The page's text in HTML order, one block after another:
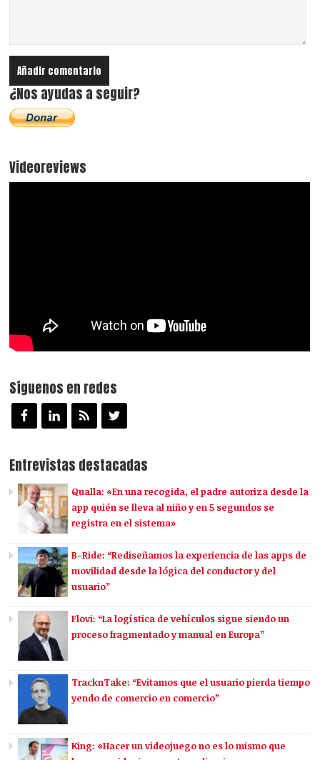
¿Nos ayudas a seguir?
Videoreviews
Síguenos en redes
Entrevistas destacadas
Qualla: «En una recogida, el padre autoriza desde la
app quién se lleva al niño y en 5 segundos se
registra en el sistema»
B-Ride: “Rediseñamos la experiencia de las apps de
movilidad desde la lógica del conductor y del
usuario”
Flovi: “La logística de vehículos sigue siendo un
proceso fragmentado y manual en Europa”
TracknTake: “Evitamos que el usuario pierda tiempo
yendo de comercio en comercio”
King: «Hacer un videojuego no es lo mismo que